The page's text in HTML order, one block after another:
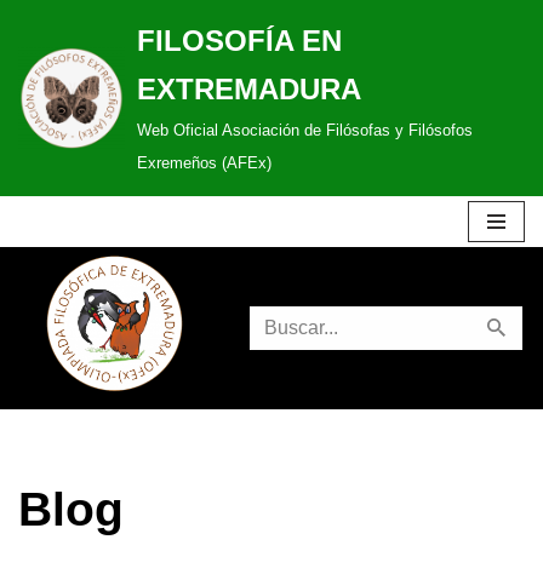
Saltar
al
contenido
FILOSOFÍA EN
EXTREMADURA
Web Oficial Asociación de Filósofas y Filósofos
Exremeños (AFEx)
Blog